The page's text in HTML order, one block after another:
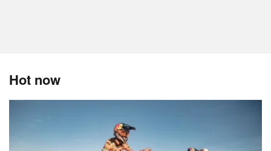
Hot now